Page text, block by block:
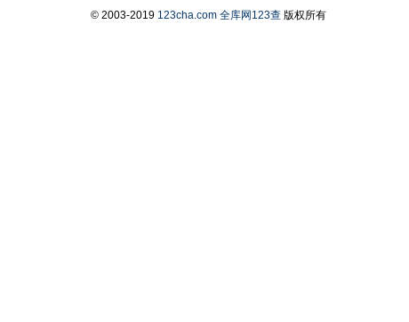
© 2003-2019 123cha.com 全库网123查版权所有